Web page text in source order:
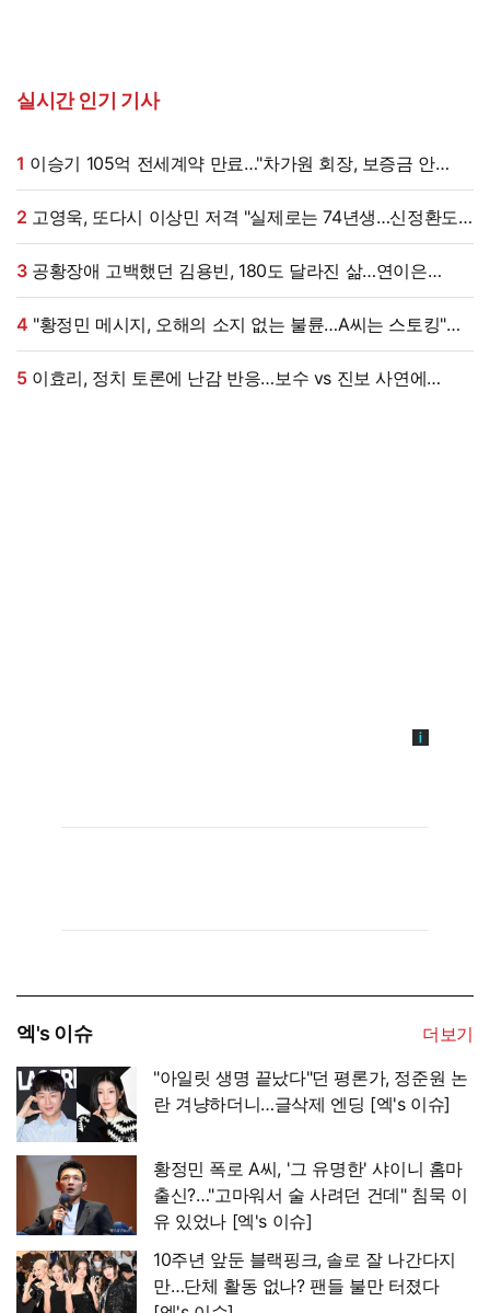
실시간 인기 기사
1
주면 법적 조치"
2
나중에 알고 욕해"
3공황장애 고백했던 김용빈, 180도 달라진 삶…연이은
겹경사
4
현직 변호사 해석 [엑's 이슈]
5이효리, 정치 토론에 난감 반응…보수 vs 진보 사연에
엑's 이슈
더보기
"아일릿 생명 끝났다"던 평론가, 정준원 논
란 겨냥하더니…글삭제 엔딩 [엑's 이슈]
황정민 폭로 A씨, '그 유명한' 샤이니 홈마
출신?…"고마워서 술 사려던 건데" 침묵 이
유 있었나 [엑's 이슈]
10주년 앞둔 블랙핑크, 솔로 잘 나간다지
만…단체 활동 없나? 팬들 불만 터졌다